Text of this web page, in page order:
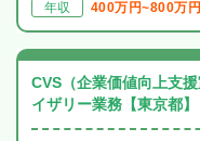
年収 400万円~800万円
CVS（企業価値向上支
イザリー業務【東京都】